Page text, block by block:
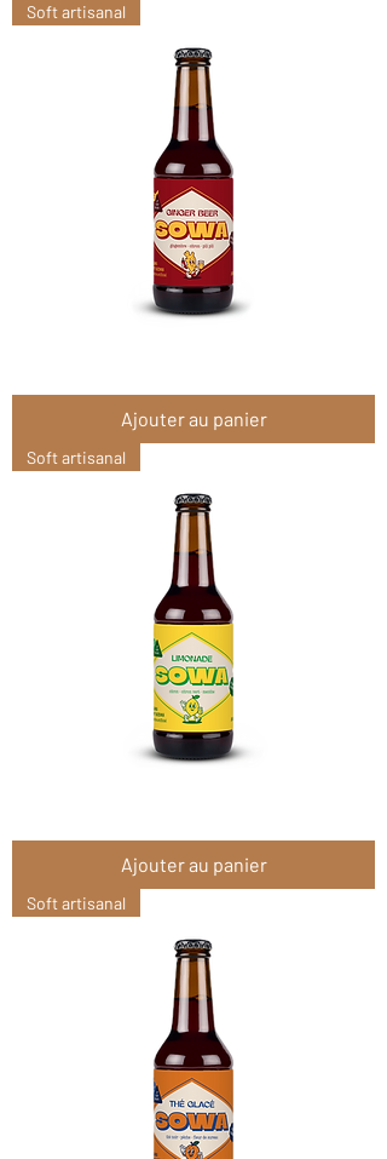
Soft artisanal
Ginger
Ajouter au panier
Soft artisanal
Limonade
Ajouter au panier
Soft artisanal